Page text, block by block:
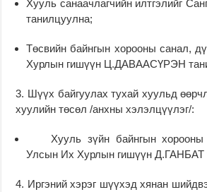
Хууль санаачлагчийн илтгэлийг
танилцуулна;
Төсвийн байнгын хорооны санал,
Хурлын гишүүн Ц.ДАВААСҮРЭН
3. Шүүх байгуулах тухай хуульд
хуулийн төсөл /анхны хэлэлцүүлэг/:
Хууль зүйн байнгын хорооны
Улсын Их Хурлын гишүүн Д.ГАНБАТ
4. Иргэний хэрэг шүүхэд хянан